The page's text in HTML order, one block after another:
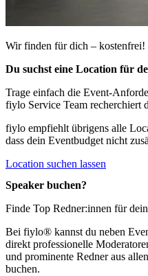
Wir finden für dich – kostenfrei!
Du suchst eine Location für
Trage einfach die Event-
fiylo Service Team recherchiert
fiylo empfiehlt übrigens alle
dass dein Eventbudget nicht
Location suchen lassen
Speaker buchen?
Finde Top Redner:innen für
Bei fiylo® kannst du neben
direkt professionelle
und prominente Redner aus
buchen.